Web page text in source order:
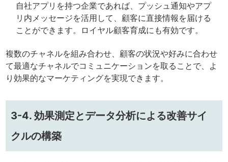
自社アプリを持つ企業であれば、プッシュ通知やアプ
リ内メッセージを活用して、顧客に直接情報を届ける
ことができます。ロイヤル顧客育成にも有効です。
複数のチャネルを組み合わせ、顧客の状況や好みに合わせ
て最適なチャネルでコミュニケーションを取ることで、よ
り効果的なマーケティングを実現できます。
3-4. 効果測定とデータ分析による改善サイ
クルの構築